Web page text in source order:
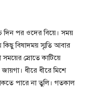
পর ওদের বিয়ে। সময়
বিষাদময় স্মৃতি আবার
সময়ের স্রোতে কাটিয়ে
ধীরে ধীরে মিশে
পারে না তুলি। গতকাল